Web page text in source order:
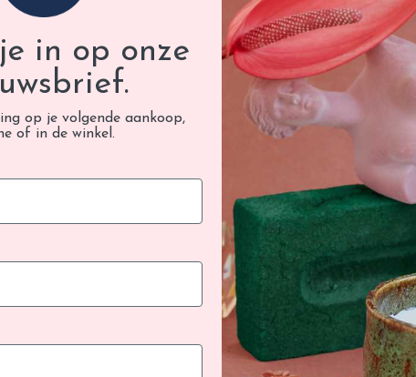
Bekijk
/ €100 (NL)
in op onze
op je volgende aankoop,
of in de winkel.